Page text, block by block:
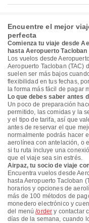
Encuentre el mejor
perfecta
Comienza tu viaje desde
hasta Aeropuerto Tacloban
Los vuelos desde
Aeropuerto Tacloban (TAC)
suelen ser más bajos
flexibilidad en tus fechas,
la forma más fácil de pagar
Lo que debes saber antes
Un poco de preparación
permitido, las comidas y la
y el tipo de tarifa, así que
antes de reservar el que
normalmente podrás hacer
aerolínea con antelación, o
si tu ruta incluye una
que el viaje sea sin estrés.
Airpaz, tu socio de viaje
Encuentra vuelos desde
hasta Aeropuerto Tacloban
horarios y opciones de
más de 100 métodos de
monedero electrónico y
del menú/order y contactar
días de la semana, cuando